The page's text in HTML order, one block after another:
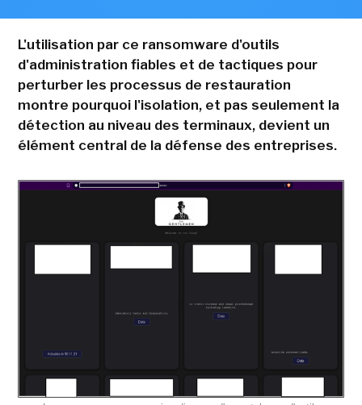
L'utilisation par ce ransomware d'outils
d'administration fiables et de tactiques pour
perturber les processus de restauration
montre pourquoi l'isolation, et pas seulement la
détection au niveau des terminaux, devient un
élément central de la défense des entreprises.